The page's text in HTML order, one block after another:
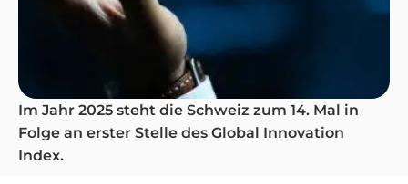
Im Jahr 2025 steht die Schweiz zum 14. Mal in
Folge an erster Stelle des Global Innovation
Index.